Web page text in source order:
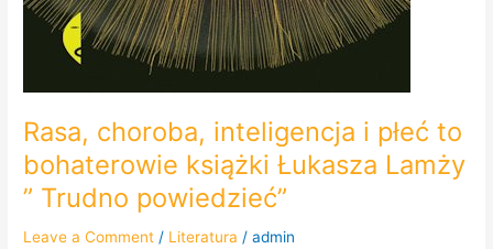
Rasa, choroba, inteligencja i płeć to
bohaterowie książki Łukasza Lamży
” Trudno powiedzieć”
Leave a Comment / Literatura /admin